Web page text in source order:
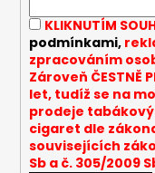
e
e
n
a
KLIKNUTÍM
podmínkami,
zpracováním
Zároveň ČESTNĚ
let, tudíž se na
prodeje
cigaret dle
souvisejících
Sb a č. 305/2009